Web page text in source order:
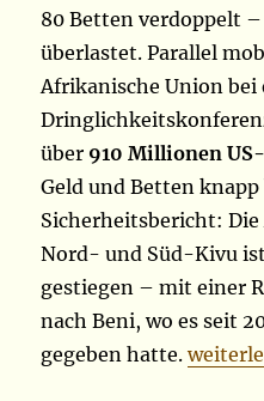
80 Betten verdoppelt
überlastet. Parallel
Afrikanische Union bei
über 910 Millionen
Geld und Betten
Sicherheitsbericht:
Nord- und Süd-Kivu
gestiegen – mit einer
nach Beni, wo es seit
gegeben hatte.